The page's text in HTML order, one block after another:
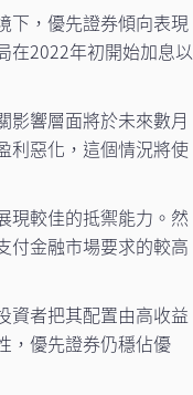
下，優先證券傾向表現
在2022年初開始加息以
影響層面將於未來數月
利惡化，這個情況將使
現較佳的抵禦能力。然
付金融市場要求的較高
資者把其配置由高收益
，優先證券仍穩佔優